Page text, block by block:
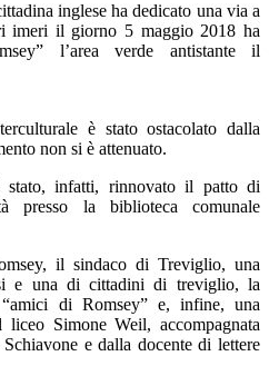
inglese ha dedicato una via a
imeri il giorno 5 maggio 2018 ha
l’area verde antistante il
è stato ostacolato dalla
non si è attenuato.
infatti, rinnovato il patto di
presso la biblioteca comunale
il sindaco di Treviglio, una
e una di cittadini di treviglio, la
“amici di Romsey” e, infine, una
liceo Simone Weil, accompagnata
e dalla docente di lettere